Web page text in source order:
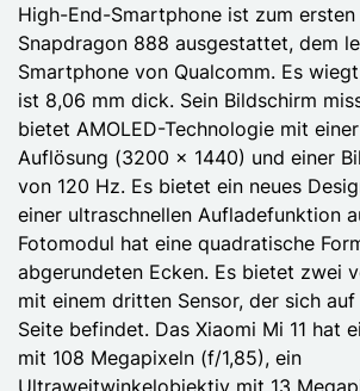
High-End-Smartphone ist zum
Snapdragon 888 ausgestattet, dem
Smartphone von Qualcomm. Es
ist 8,06 mm dick. Sein Bildschirm
bietet AMOLED-Technologie mit
Auflösung (3200 x 1440) und einer
von 120 Hz. Es bietet ein neues
einer ultraschnellen Aufladefunktion
Fotomodul hat eine quadratische
abgerundeten Ecken. Es bietet zwei
mit einem dritten Sensor, der sich
Seite befindet. Das Xiaomi Mi 11 hat
mit 108 Megapixeln (f/1,85), ein
Ultraweitwinkelobjektiv mit 13